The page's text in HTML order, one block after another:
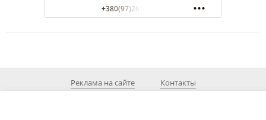
+380(97)261-75-25
Реклама на сайте Контакты